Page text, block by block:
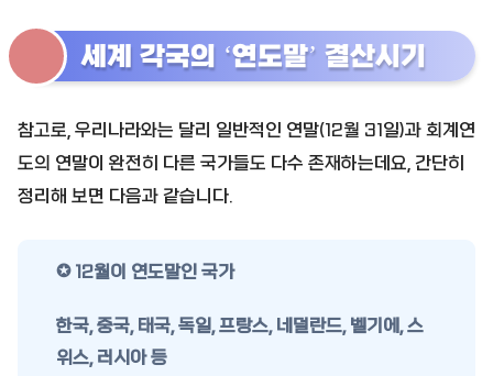
세계 각국의 ‘연도말’ 결산시기
참고로, 우리나라와는 달리 일반적인 연말(12월 31일)과 회계연
도의 연말이 완전히 다른 국가들도 다수 존재하는데요, 간단히
정리해 보면 다음과 같습니다.
✪ 12월이 연도말인 국가
한국, 중국, 태국, 독일, 프랑스, 네덜란드, 벨기에, 스
위스, 러시아 등